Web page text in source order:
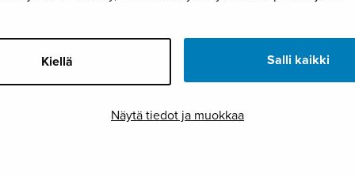
Kiellä Salli kaikki
Näytä tiedot ja muokkaa
TUTUSTU MYÖS